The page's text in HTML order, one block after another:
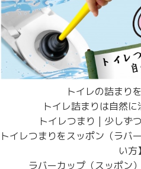
トイレの詰まり
トイレ詰まりは自然
トイレつまり | 少しず
トイレつまりをスッポン（ラバ
い方】
ラバーカップ（スッポン